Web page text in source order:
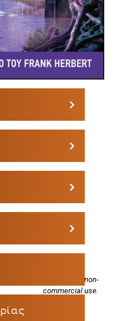
holder. Pictures are for non-
commercial use.